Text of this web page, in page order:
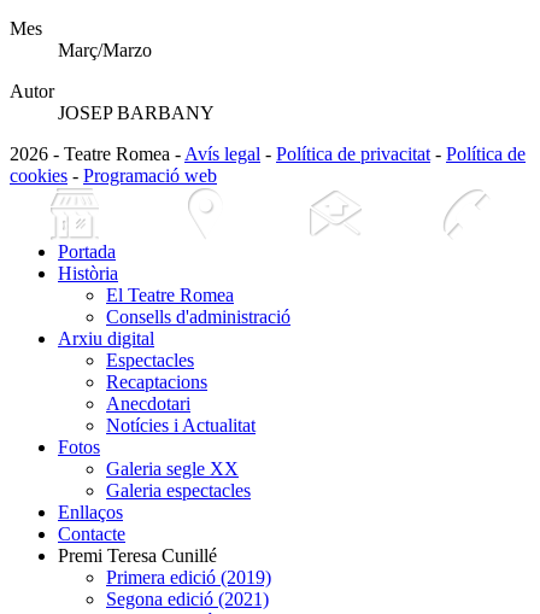
Mes
Març/Marzo
Autor
JOSEP BARBANY
2026 - Teatre Romea - Avís legal - Política de privacitat - Política de
cookies - Programació web
Portada
Història
El Teatre Romea
Consells d'administració
Arxiu digital
Espectacles
Recaptacions
Anecdotari
Notícies i Actualitat
Fotos
Galeria segle XX
Galeria espectacles
Enllaços
Contacte
Premi Teresa Cunillé
Primera edició (2019)
Segona edició (2021)